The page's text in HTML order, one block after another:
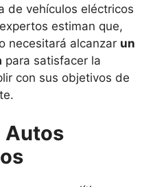
de vehículos eléctricos
estiman que,
necesitará alcanzar un
para satisfacer la
con sus objetivos de
Autos